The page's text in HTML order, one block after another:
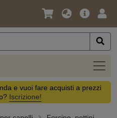
Lingua
Valuta
Offerta
e vuoi fare acquisti a prezzi
Iscrizione!